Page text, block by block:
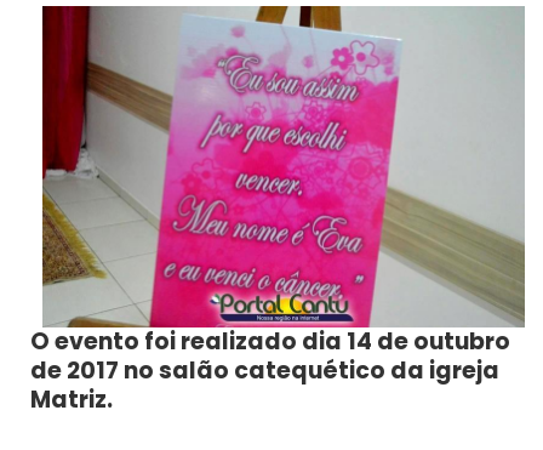
O evento foi realizado dia 14 de outubro
de 2017 no salão catequético da igreja
Matriz.